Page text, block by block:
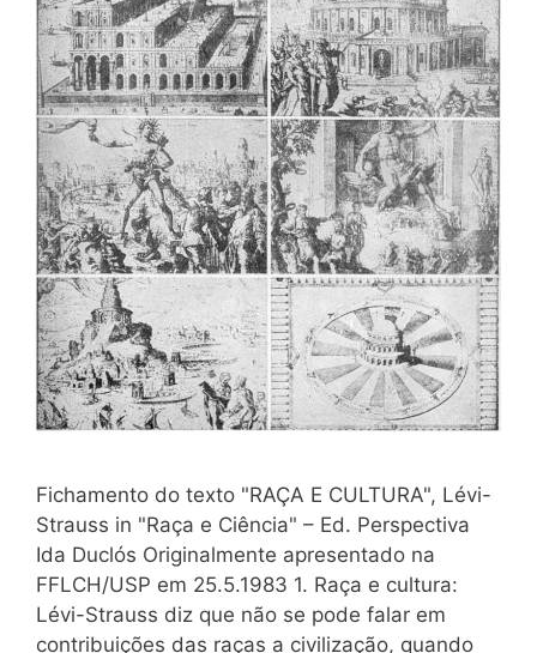
Fichamento do texto "RAÇA E CULTURA", Lévi-
Strauss in "Raça e Ciência" – Ed. Perspectiva
Ida Duclós Originalmente apresentado na
FFLCH/USP em 25.5.1983 1. Raça e cultura:
Lévi-Strauss diz que não se pode falar em
contribuições das raças a civilização, quando